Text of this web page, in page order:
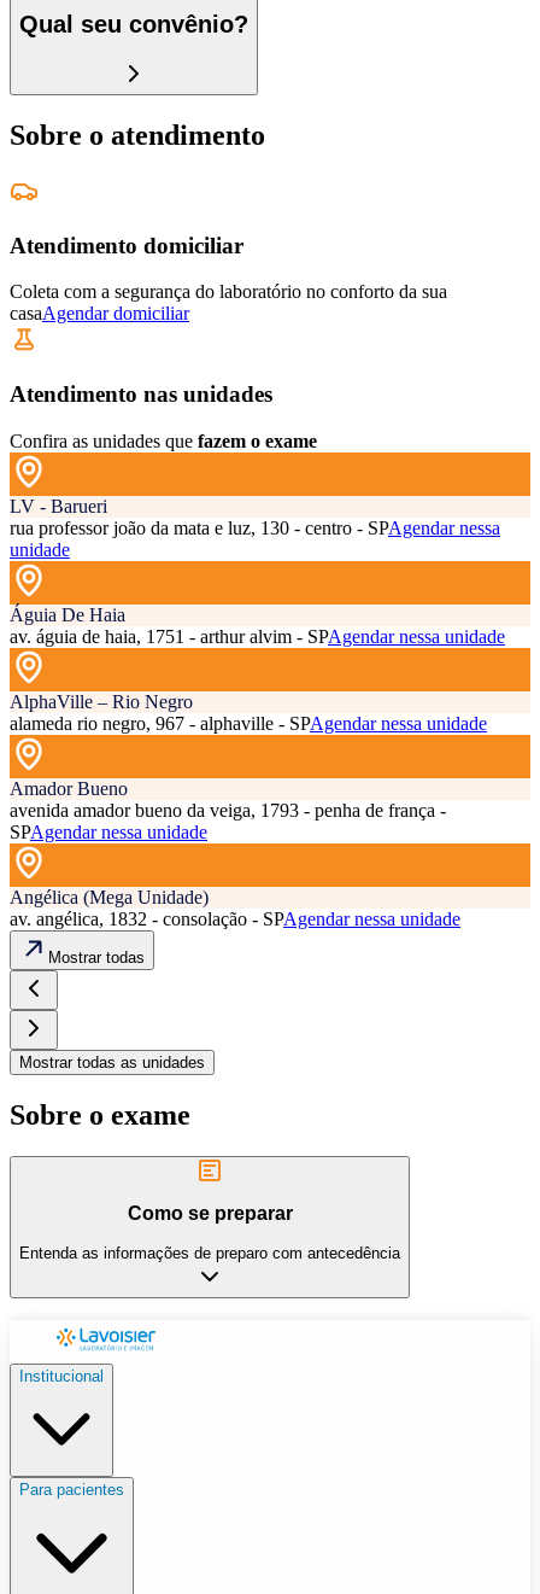
Qual seu convênio?
Sobre o atendimento
Atendimento domiciliar
Coleta com a segurança do laboratório no conforto da sua
casaAgendar domiciliar
Atendimento nas unidades
Confira as unidades que fazem o exame
LV - Barueri
rua professor joão da mata e luz, 130 - centro - SPAgendar nessa
unidade
Águia De Haia
av. águia de haia, 1751 - arthur alvim - SPAgendar nessa unidade
AlphaVille – Rio Negro
alameda rio negro, 967 - alphaville - SPAgendar nessa unidade
Amador Bueno
avenida amador bueno da veiga, 1793 - penha de frança -
SPAgendar nessa unidade
Angélica (Mega Unidade)
av. angélica, 1832 - consolação - SPAgendar nessa unidade
Mostrar todas
Mostrar todas as unidades
Sobre o exame
Como se preparar
Entenda as informações de preparo com antecedência
Institucional
Para pacientes